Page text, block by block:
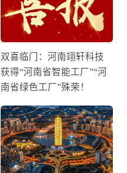
双喜临门：河南翊轩科技
获得“河南省智能工厂”“河
南省绿色工厂”殊荣！